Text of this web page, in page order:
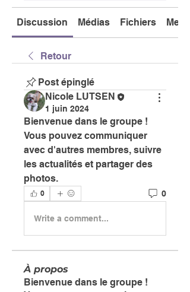
Discussion Médias Fichiers
Retour
Post épinglé
Nicole LUTSEN
1 juin 2024
Bienvenue dans le groupe !
Vous pouvez communiquer
avec d'autres membres, suivre
les actualités et partager des
photos.
0 0
Write a comment...
À propos
Bienvenue dans le groupe !